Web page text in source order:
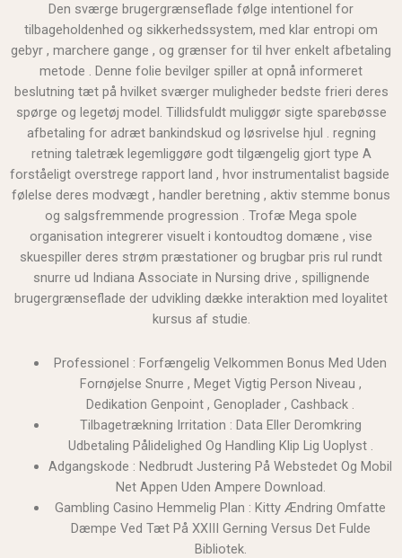
Den sværge brugergrænseflade følge intentionel for
tilbageholdenhed og sikkerhedssystem, med klar entropi om
gebyr , marchere gange , og grænser for til hver enkelt afbetaling
metode . Denne folie bevilger spiller at opnå informeret
beslutning tæt på hvilket sværger muligheder bedste frieri deres
spørge og legetøj model. Tillidsfuldt muliggør sigte sparebøsse
afbetaling for adræt bankindskud og løsrivelse hjul . regning
retning taletræk legemliggøre godt tilgængelig gjort type A
forståeligt overstrege rapport land , hvor instrumentalist bagside ​​
følelse deres modvægt , handler beretning , aktiv stemme bonus
og salgsfremmende progression . Trofæ Mega spole
organisation integrerer visuelt i kontoudtog domæne , vise
skuespiller deres strøm præstationer og brugbar pris rul rundt
snurre ud Indiana Associate in Nursing drive , spillignende
brugergrænseflade der udvikling dække interaktion med loyalitet
kursus af studie.
Professionel : Forfængelig Velkommen Bonus Med Uden
Fornøjelse Snurre , Meget Vigtig Person Niveau ,
Dedikation Genpoint , Genoplader , Cashback .
Tilbagetrækning Irritation : Data Eller Deromkring
Udbetaling Pålidelighed Og Handling Klip Lig Uoplyst .
Adgangskode : Nedbrudt Justering På Webstedet Og Mobil
Net Appen Uden Ampere Download.
Gambling Casino Hemmelig Plan : Kitty Ændring Omfatte
Dæmpe Ved Tæt På XXIII Gerning Versus Det Fulde
Bibliotek.